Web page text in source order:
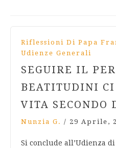
Riflessioni Di Papa
Udienze Generali
SEGUIRE IL
BEATITUDINI CI
VITA SECONDO
Nunzia G. / 29 Aprile,
Si conclude all’Udienza